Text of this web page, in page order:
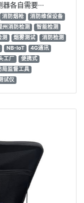
各自需要···
消防烟枪
消防维保设备
州消防检测
智能检测
测 烟雾测试
消防检测
NB-IoT
4G通讯
工厂
便携式
局监督工具
试仪